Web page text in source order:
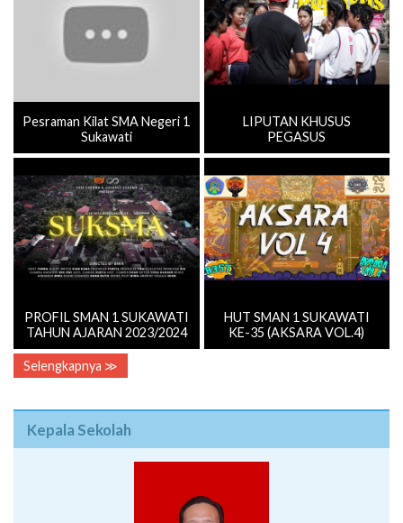
Pesraman Kilat SMA Negeri 1
Sukawati
LIPUTAN KHUSUS
PEGASUS
PROFIL SMAN 1 SUKAWATI
TAHUN AJARAN 2023/2024
HUT SMAN 1 SUKAWATI
KE-35 (AKSARA VOL.4)
Selengkapnya ≫
Kepala Sekolah